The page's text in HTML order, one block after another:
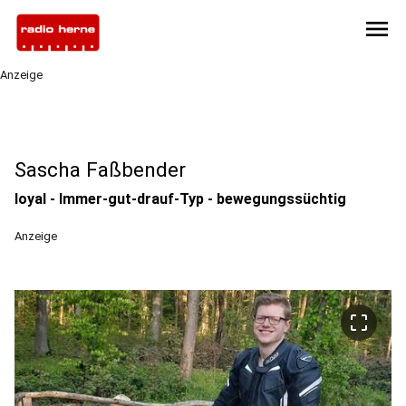
menu
Anzeige
Sascha Faßbender
loyal - Immer-gut-drauf-Typ - bewegungssüchtig
Anzeige
crop_free